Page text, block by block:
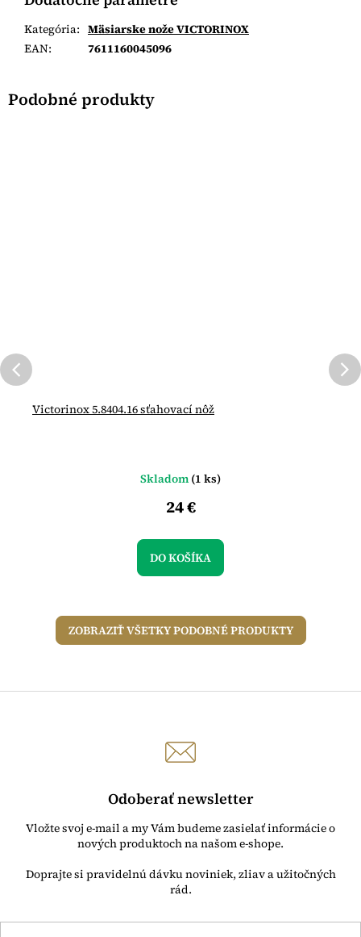
Kategória: Mäsiarske nože VICTORINOX
EAN: 7611160045096
Victorinox 5.8404.16 sťahovací nôž
Skladom (1 ks)
24 €
DO KOŠÍKA
ZOBRAZIŤ VŠETKY PODOBNÉ PRODUKTY
Odoberať newsletter
Vložte svoj e-mail a my Vám budeme zasielať informácie o
nových produktoch na našom e-shope.